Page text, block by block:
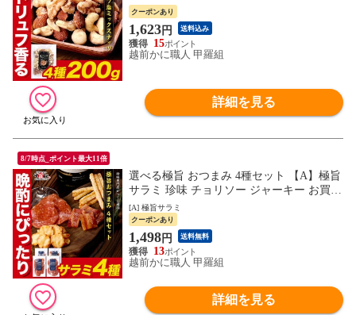
ー ダイエット お取り寄せ ビール ワイン
クーポンあり
1,623円 送料込み
15
越前かに職人 甲羅組
詳細を見る
8/7時点_ポイント最大11倍
選べる極旨 おつまみ 4種セット 【A】極旨
サラミ 珍味 チョリソー ジャーキー お買い
得 酒のつまみ 詰め合わせ 晩酌 自宅飲み
ワイン ビール おつまみ ギフト 御中元 お
中元 残暑見舞い 夏ギフト
[A] 極旨サラミ
クーポンあり
1,498円 送料無料
13
越前かに職人 甲羅組
詳細を見る